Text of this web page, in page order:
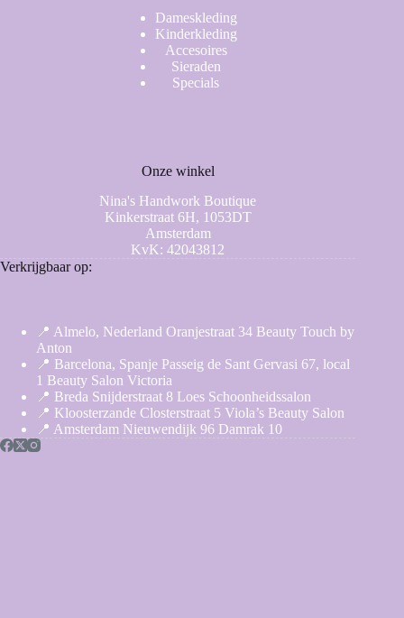
Dameskleding
Kinderkleding
Accesoires
Sieraden
Specials
Onze winkel
Nina's Handwork Boutique
Kinkerstraat 6H, 1053DT
Amsterdam
KvK: 42043812
Verkrijgbaar op:
📍 Almelo, Nederland Oranjestraat 34 Beauty Touch by
Anton
📍 Barcelona, Spanje Passeig de Sant Gervasi 67, local
1 Beauty Salon Victoria
📍 Breda Snijderstraat 8 Loes Schoonheidssalon
📍 Kloosterzande Closterstraat 5 Viola’s Beauty Salon
📍 Amsterdam Nieuwendijk 96 Damrak 10